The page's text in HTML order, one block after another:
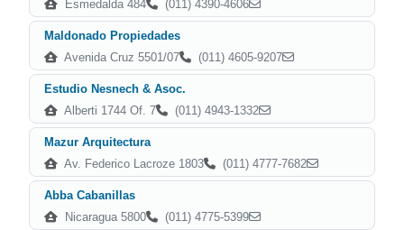
Esmedalda 484
(011) 4390-4606
Maldonado Propiedades
Avenida Cruz 5501/07
(011) 4605-9207
Estudio Nesnech & Asoc.
Alberti 1744 Of. 7
(011) 4943-1332
Mazur Arquitectura
Av. Federico Lacroze 1803
(011) 4777-7682
Abba Cabanillas
Nicaragua 5800
(011) 4775-5399